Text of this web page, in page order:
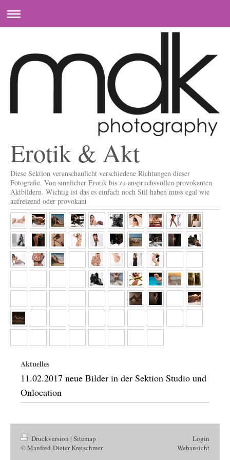
Erotik & Akt
Diese Sektion veranschaulicht verschiedene Richtungen dieser
Fotografie. Von sinnlicher Erotik bis zu anspruchsvollen provokanten
Aktbildern. Wichtig ist das es einfach noch Stil haben muss egal wie
aufreizend oder provokant
Aktuelles
11.02.2017 neue Bilder in der Sektion Studio und
Onlocation
Druckversion | Sitemap
© Manfred-Dieter Kretschmer
Login
Webansicht